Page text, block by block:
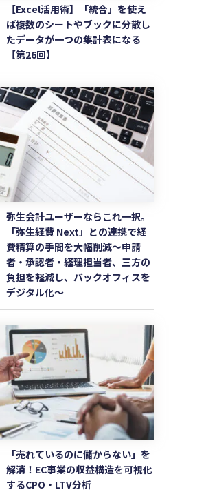
【Excel活用術】「統合」を使え
ば複数のシートやブックに分散し
たデータが一つの集計表になる
【第26回】
弥生会計ユーザーならこれ一択。
「弥生経費 Next」との連携で経
費精算の手間を大幅削減〜申請
者・承認者・経理担当者、三方の
負担を軽減し、バックオフィスを
デジタル化〜
「売れているのに儲からない」を
解消！EC事業の収益構造を可視化
するCPO・LTV分析